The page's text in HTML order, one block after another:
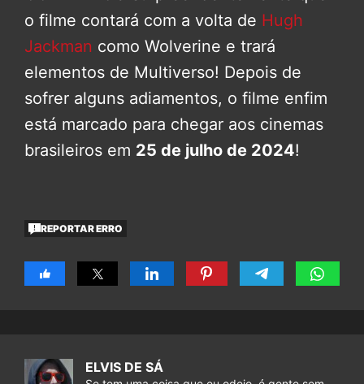
o filme contará com a volta de Hugh
Jackman como Wolverine e trará
elementos de Multiverso! Depois de
sofrer alguns adiamentos, o filme enfim
está marcado para chegar aos cinemas
brasileiros em 25 de julho de 2024!
REPORTAR ERRO
ELVIS DE SÁ